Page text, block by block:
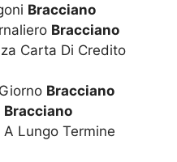
Bracciano
Bracciano
Carta Di Credito
Bracciano
Bracciano
Lungo Termine